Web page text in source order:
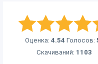
Оценка: 4.54 Голосов:
Скачиваний: 1103